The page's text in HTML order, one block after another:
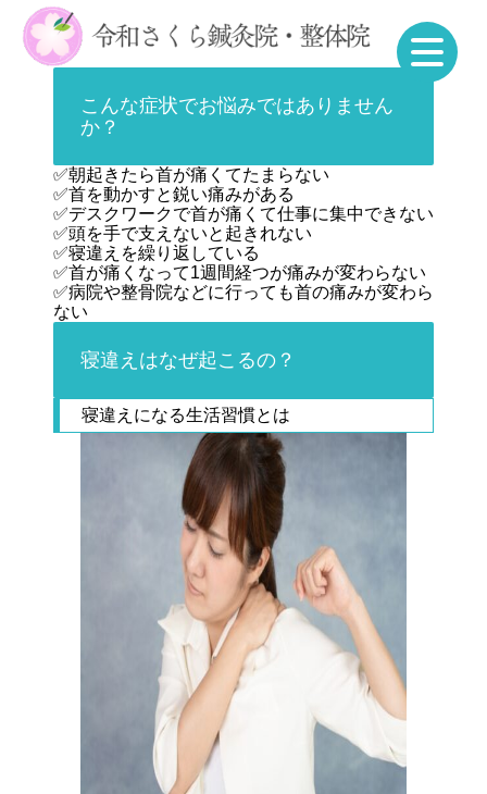
こんな症状でお悩みではありません
か？
✅朝起きたら首が痛くてたまらない
✅首を動かすと鋭い痛みがある
✅デスクワークで首が痛くて仕事に集中できない
✅頭を手で支えないと起きれない
✅寝違えを繰り返している
✅首が痛くなって1週間経つが痛みが変わらない
✅病院や整骨院などに行っても首の痛みが変わら
ない
寝違えはなぜ起こるの？
寝違えになる生活習慣とは